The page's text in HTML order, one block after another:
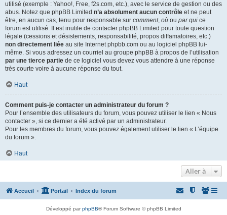
utilisé (exemple : Yahoo!, Free, f2s.com, etc.), avec le service de gestion ou des
abus. Notez que phpBB Limited n’a absolument aucun contrôle et ne peut
être, en aucun cas, tenu pour responsable sur comment, où ou par qui ce
forum est utilisé. Il est inutile de contacter phpBB Limited pour toute question
légale (cessions et désistements, responsabilité, propos diffamatoires, etc.)
non directement liée au site Internet phpbb.com ou au logiciel phpBB lui-
même. Si vous adressez un courriel au groupe phpBB à propos de l’utilisation
par une tierce partie de ce logiciel vous devez vous attendre à une réponse
très courte voire à aucune réponse du tout.
Haut
Comment puis-je contacter un administrateur du forum ?
Pour l’ensemble des utilisateurs du forum, vous pouvez utiliser le lien « Nous
contacter », si ce dernier a été activé par un administrateur.
Pour les membres du forum, vous pouvez également utiliser le lien « L’équipe
du forum ».
Haut
Aller à
Accueil Portail Index du forum
Développé parphpBB® Forum Software © phpBB Limited